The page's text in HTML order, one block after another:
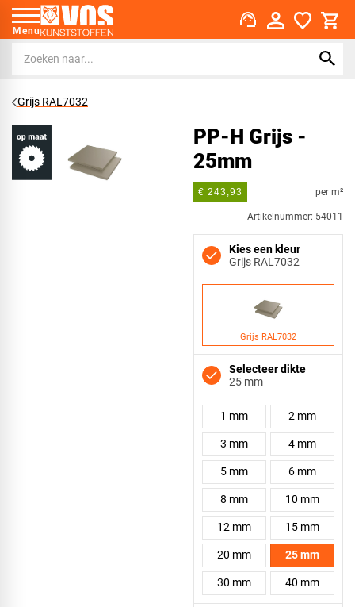
Menu support_agent
Grijs RAL7032
PP-H Grijs -
25mm
€ 243,93 per m²
Artikelnummer: 54011
Kies een kleur
Grijs RAL7032
Grijs RAL7032
Selecteer dikte
25 mm
1 mm 2 mm
3 mm 4 mm
5 mm 6 mm
8 mm 10 mm
12 mm 15 mm
20 mm 25 mm
30 mm 40 mm